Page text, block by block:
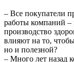
– Все покупатели
работы компаний –
производство
влияют на то,
но и полезной?
– Много лет назад